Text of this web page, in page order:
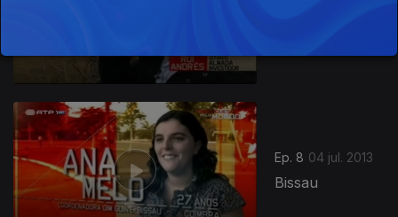
Ep. 8 04 jul. 2013
Bissau